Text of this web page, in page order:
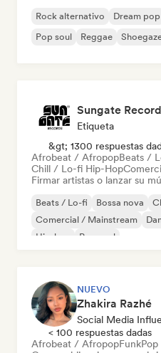
Rock alternativo Dream pop
Pop soul
Reggae
Sungate
Etiqueta
&gt; 1300 respuestas
Afrobeat / AfropopBeats /
Chill / Lo-fi Hip-Hop
Firmar artistas o lanzar su
Beats / Lo-fi Bossa nova
Comercial / Mainstream
Hip-hop
Pop soul
NUEVO
Zhakira Razhé
Social Media
< 100 respuestas dadas
Afrobeat / AfropopFunkPop